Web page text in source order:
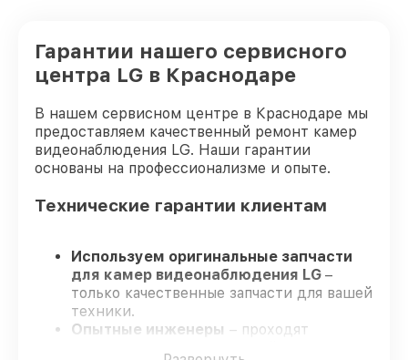
Гарантии нашего сервисного
центра LG в Краснодаре
В нашем сервисном центре в Краснодаре мы
предоставляем качественный ремонт камер
видеонаблюдения LG. Наши гарантии
основаны на профессионализме и опыте.
Технические гарантии клиентам
Используем оригинальные запчасти
для камер видеонаблюдения LG –
только качественные запчасти для вашей
техники.
Опытные инженеры – проходят